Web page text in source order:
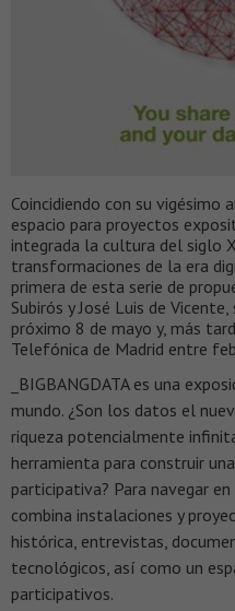
Coincidiendo con su vigésimo
espacio para proyectos
integrada la cultura del siglo
transformaciones de la era
primera de esta serie de
Subirós y José Luis de
próximo 8 de mayo y, más
Telefónica de Madrid entre
_BIGBANGDATA es una
mundo. ¿Son los datos el
riqueza potencialmente
herramienta para construir
participativa? Para navegar
combina instalaciones y
histórica, entrevistas,
tecnológicos, así como un
participativos.